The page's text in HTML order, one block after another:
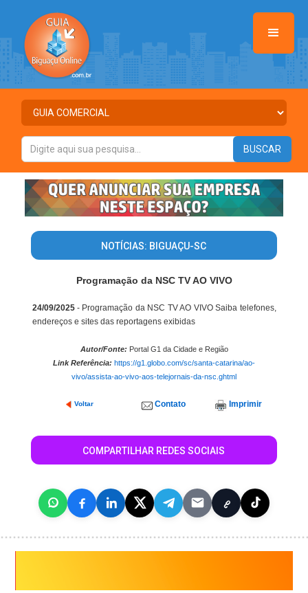
NOTÍCIAS: BIGUAÇU-SC
Programação da NSC TV AO VIVO
24/09/2025 - Programação da NSC TV AO VIVO Saiba telefones,
endereços e sites das reportagens exibidas
Autor/Fonte: Portal G1 da Cidade e Região
Link Referência: https://g1.globo.com/sc/santa-catarina/ao-
vivo/assista-ao-vivo-aos-telejornais-da-nsc.ghtml
Voltar Contato Imprimir
COMPARTILHAR REDES SOCIAIS